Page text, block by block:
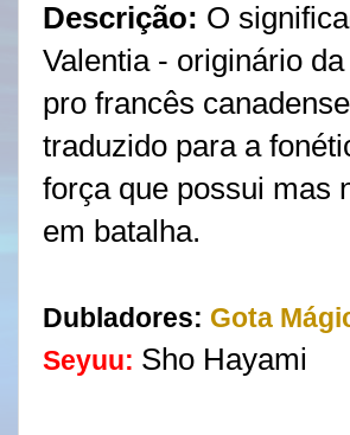
Descrição: O
Valentia - originário
pro francês
traduzido para a
força que possui mas
em batalha.
Dubladores: Gota
Seyuu: Sho Hayami